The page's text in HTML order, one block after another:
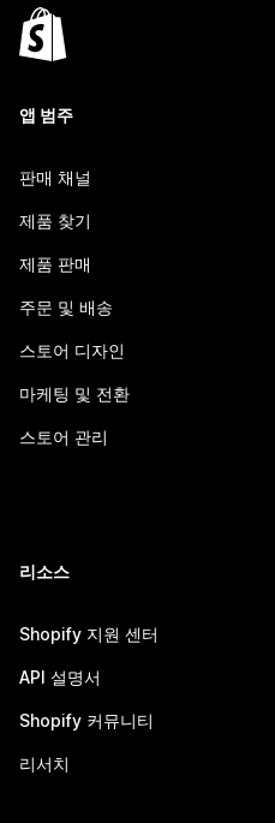
앱 범주
판매 채널
제품 찾기
제품 판매
주문 및 배송
스토어 디자인
마케팅 및 전환
스토어 관리
리소스
Shopify 지원 센터
API 설명서
Shopify 커뮤니티
리서치